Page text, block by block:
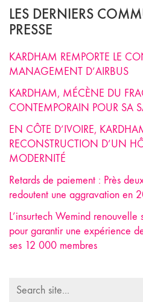
LES DERNIERS
PRESSE
KARDHAM REMPORTE LE
MANAGEMENT D’AIRBUS
KARDHAM, MÉCÈNE DU
CONTEMPORAIN POUR SA
EN CÔTE D’IVOIRE,
RECONSTRUCTION D’UN
MODERNITÉ
Retards de paiement : Près
redoutent une aggravation en
L’insurtech Wemind
pour garantir une expérience
ses 12 000 membres
Search